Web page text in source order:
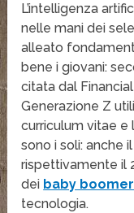
L’intelligenza
nelle mani dei
alleato
bene i giovani:
citata dal
Generazione Z
curriculum vitae e
sono i soli: anche
rispettivamente il
dei baby
tecnologia.